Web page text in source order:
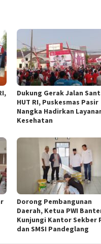
Dukung Gerak Jalan
HUT RI, Puskesmas Pasir
Nangka Hadirkan
Kesehatan
Dorong Pembangunan
Daerah, Ketua PWI
Kunjungi Kantor Sekber
dan SMSI Pandeglang